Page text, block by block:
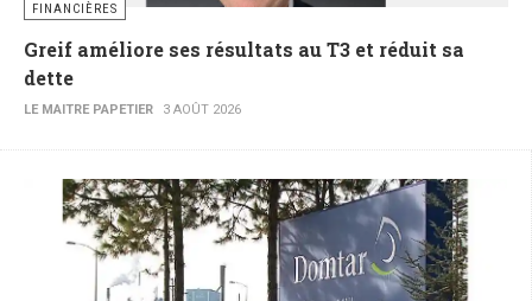
FINANCIÈRES
Greif améliore ses résultats au T3 et réduit sa
dette
LE MAITRE PAPETIER 3 AOÛT 2026